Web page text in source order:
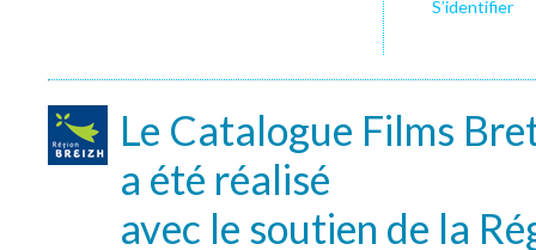
S’identifier
Le Catalogue Films
a été réalisé
avec le soutien de la